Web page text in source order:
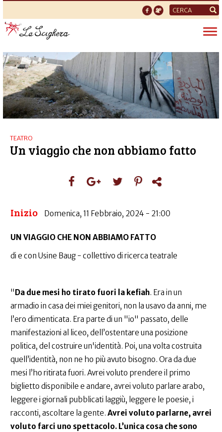
Form
di
ricerca
TEATRO
Un viaggio che non abbiamo fatto
Inizio Domenica, 11 Febbraio, 2024 - 21:00
UN VIAGGIO CHE NON ABBIAMO FATTO
di e con Usine Baug - collettivo di ricerca teatrale
" Da due mesi ho tirato fuori la kefiah. Era in un
armadio in casa dei miei genitori, non la usavo da anni, me
l’ero dimenticata. Era parte di un "io" passato, delle
manifestazioni al liceo, dell’ostentare una posizione
politica, del costruire un'identità. Poi, una volta costruita
quell’identità, non ne ho più avuto bisogno. Ora da due
mesi l’ho ritirata fuori. Avrei voluto prendere il primo
biglietto disponibile e andare, avrei voluto parlare arabo,
leggere i giornali pubblicati laggiù, leggere le poesie, i
racconti, ascoltare la gente. Avrei voluto parlarne, avrei
voluto farci uno spettacolo. L’unica cosa che sono